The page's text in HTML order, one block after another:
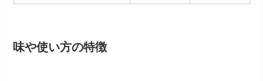
味や使い方の特徴